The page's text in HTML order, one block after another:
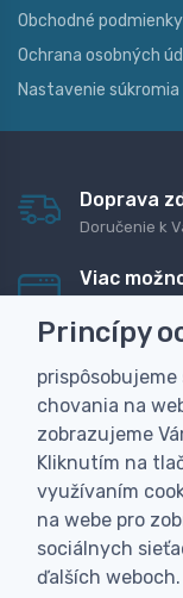
Obchodné podmienky
Ochrana osobných
Nastavenie súkromia
Doprava
Doručenie k
Viac
dobierku
Vyrobíme
Skúsenosť
Široký
Princípy
prispôsobujeme
chovania na
zobrazujeme
Kliknutím na
využívaním
na webe pro
sociálnych
ďalších weboch.